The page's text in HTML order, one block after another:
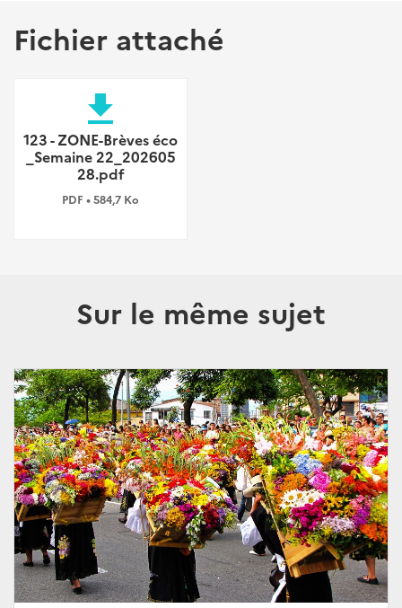
Fichier attaché
file_download
123 - ZONE-Brèves éco
_Semaine 22_202605
28.pdf
PDF • 584,7 Ko
Sur le même sujet